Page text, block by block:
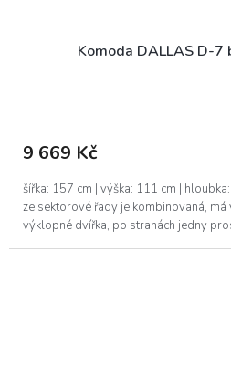
Komoda DALLAS D-7
9 669 Kč
šířka: 157 cm | výška: 111 cm |
ze sektorové řady je kombinovaná, má
výklopné dvířka, po stranách jedny